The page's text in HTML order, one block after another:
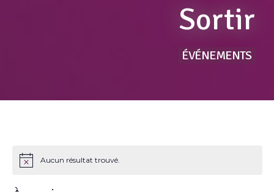
Sortir
ÉVÉNEMENTS
Aucun résultat trouvé.